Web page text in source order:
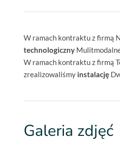
W ramach kontraktu z firmą
technologiczny
W ramach kontraktu z firmą
zrealizowaliśmy instalację
Galeria zdjęć